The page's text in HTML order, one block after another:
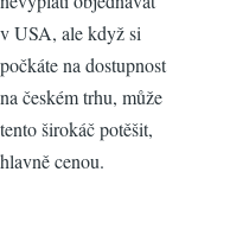
v USA, ale když si
počkáte na dostupnost
na českém trhu, může
tento širokáč potěšit,
hlavně cenou.